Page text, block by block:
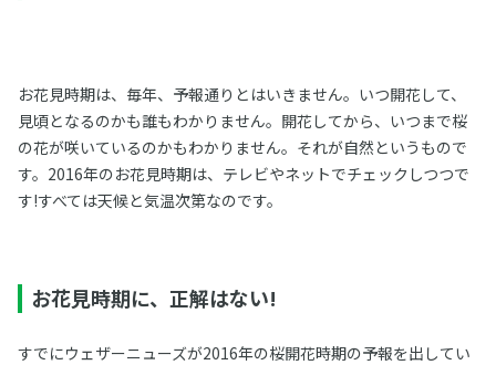
お花見時期は、毎年、予報通りとはいきません。いつ開花して、
見頃となるのかも誰もわかりません。開花してから、いつまで桜
の花が咲いているのかもわかりません。それが自然というもので
す。2016年のお花見時期は、テレビやネットでチェックしつつで
す!すべては天候と気温次第なのです。
お花見時期に、正解はない!
すでにウェザーニューズが2016年の桜開花時期の予報を出してい